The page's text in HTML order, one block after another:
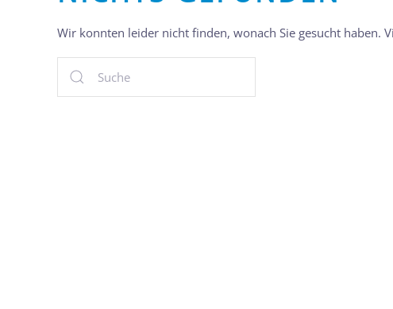
Wir konnten leider nicht finden, wonach Sie gesucht haben.